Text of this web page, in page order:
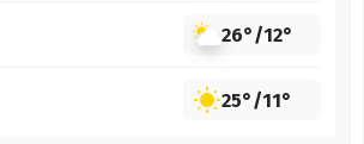
26°/12°
25°/11°